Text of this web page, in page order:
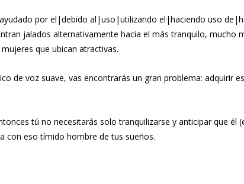
por el|debido al|uso|utilizando el|haciendo uso
jalados alternativamente hacia el más tranquilo, mucho
que ubican atractivas.
de voz suave, vas encontrarás un gran problema:
tú no necesitarás solo tranquilizarse y anticipar que él
con eso tímido hombre de tus sueños.